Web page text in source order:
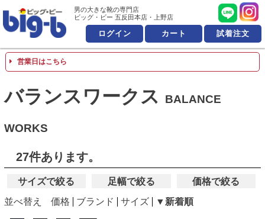
男の大きな靴の専門店 ビッ
男の大きな靴の専門店
ビッグ・ビー 五反田本店・上野店
ログイン カート 試着注文
営業日はこちら
バランスワークス BALANCE
WORKS
27件あります。
サイズで絞る 足幅で絞る
価格で絞る
並べ替え
価格 ブランド サイズ ▼新着順